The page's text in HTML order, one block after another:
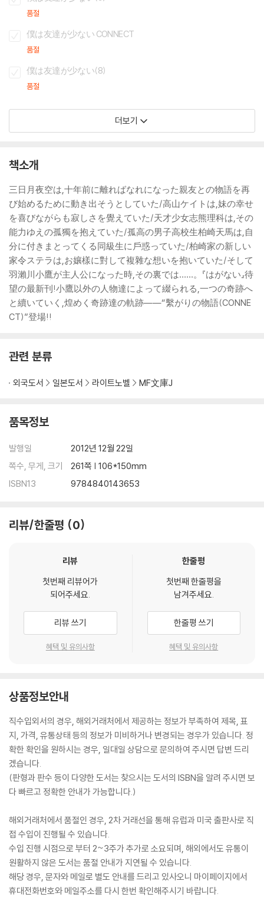
품절
僕は友達が少ない CONNECT
품절
僕は友達が少ない(8)
품절
더보기
책소개
三日月夜空は,十年前に離ればなれになった親友との物語を再
び始めるために動き出そうとしていた/高山ケイトは,妹の幸せ
を喜びながらも寂しさを覺えていた/天才少女志熊理科は,その
能力ゆえの孤獨を抱えていた/孤高の男子高校生柏崎天馬は,自
分に付きまとってくる同級生に戶惑っていた/柏崎家の新しい
家令ステラは,お孃樣に對して複雜な想いを抱いていた/そして
羽瀨川小鷹が主人公になった時,その裏では……。『はがない』待
望の最新刊!小鷹以外の人物達によって綴られる,一つの奇跡へ
と續いていく,煌めく奇跡達の軌跡――“繫がりの物語(CONNE
CT)”登場!!
관련 분류
외국도서 일본도서 라이트노벨 MF文庫J
품목정보
발행일
2012년 12월 22일
쪽수, 무게, 크기
261쪽 | 106*150mm
ISBN13
9784840143653
리뷰/한줄평 0
리뷰
첫번째 리뷰어가
되어주세요.
리뷰 쓰기
혜택 및 유의사항
한줄평
첫번째 한줄평을
남겨주세요.
한줄평 쓰기
혜택 및 유의사항
상품정보안내
직수입외서의 경우, 해외거래처에서 제공하는 정보가 부족하여 제목, 표
지, 가격, 유통상태 등의 정보가 미비하거나 변경되는 경우가 있습니다. 정
확한 확인을 원하시는 경우, 일대일 상담으로 문의하여 주시면 답변 드리
겠습니다.
(판형과 판수 등이 다양한 도서는 찾으시는 도서의 ISBN을 알려 주시면 보
다 빠르고 정확한 안내가 가능합니다.)
해외거래처에서 품절인 경우, 2차 거래선을 통해 유럽과 미국 출판사로 직
접 수입이 진행될 수 있습니다.
수입 진행 시점으로 부터 2~3주가 추가로 소요되며, 해외에서도 유통이
원활하지 않은 도서는 품절 안내가 지연될 수 있습니다.
해당 경우, 문자와 메일로 별도 안내를 드리고 있사오니 마이페이지에서
휴대전화번호와 메일주소를 다시 한번 확인해주시기 바랍니다.